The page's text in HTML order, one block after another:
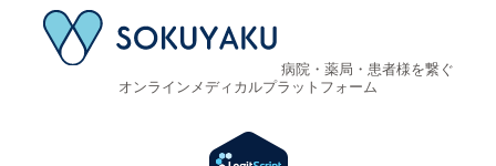
病院・薬局・患者様を繋ぐ
オンラインメディカルプラットフォーム